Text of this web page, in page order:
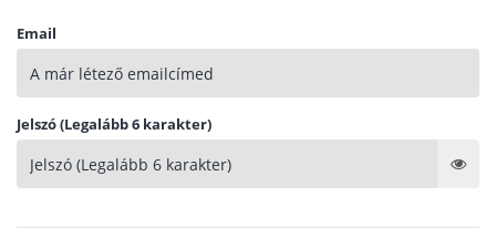
Email
Jelszó (Legalább 6 karakter)